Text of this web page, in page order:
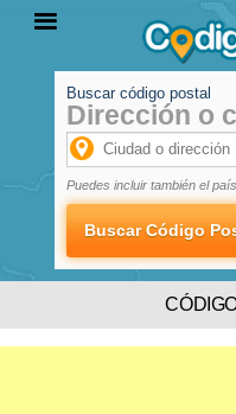
PROVINCIAS
LOCALIDADES
Buscar código postal
Dirección o
Puedes incluir también el